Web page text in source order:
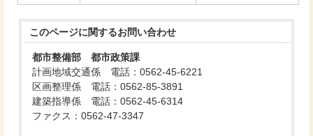
このページに関するお問い合わせ
都市整備部 都市政策課
計画地域交通係 電話：0562-45-6221
区画整理係 電話：0562-85-3891
建築指導係 電話：0562-45-6314
ファクス：0562-47-3347